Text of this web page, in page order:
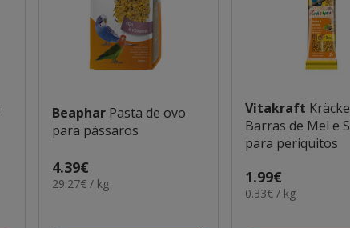
Beaphar Pasta de ovo
para pássaros
Preço
4.39€
4.39€
29.27€
29.27€ / kg
Vitakraft
Barras de Mel e
para periquitos
Preço
1.99€
1.99€
0.33€
0.33€ / kg